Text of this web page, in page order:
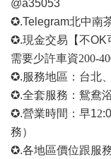
@a35053
✪.Telegram北中南
✪.現金交易【不OK
需要少許車資200-
✪.服務地區：台北
✪.全套服務：鴛鴦
✪.營業時間：早12
務）
✪.各地區價位跟服